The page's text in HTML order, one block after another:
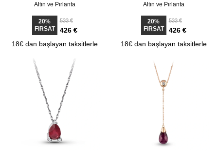
Altın ve Pırlanta
20%
FIRSAT
533 €
426 €
18€ dan başlayan taksitlerle
Altın ve Pırlanta
20%
FIRSAT
533 €
426 €
18€ dan başlayan taksitlerle